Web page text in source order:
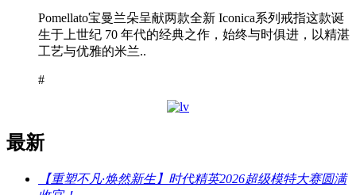
Pomellato宝曼兰朵呈献两款全新 Iconica系列戒指这款诞
生于上世纪 70 年代的经典之作，始终与时俱进，以精湛
工艺与优雅的米兰..
#
最新
【重塑不凡·焕然新生】时代精英2026超级模特大赛圆满